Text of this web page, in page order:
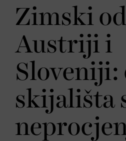
Zimski
Austriji i
Sloveniji:
skijališta